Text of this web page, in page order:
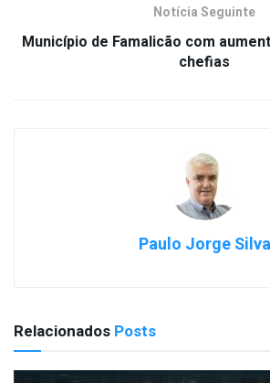
Notícia Seguinte
Município de Famalicão com
chefias
Paulo Jorge Silva
Relacionados Posts